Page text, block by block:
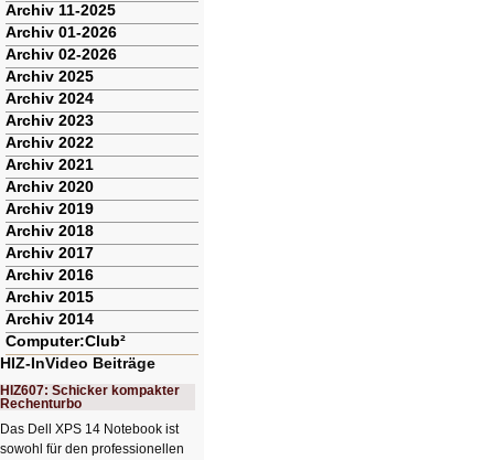
Archiv 11-2025
Archiv 01-2026
Archiv 02-2026
Archiv 2025
Archiv 2024
Archiv 2023
Archiv 2022
Archiv 2021
Archiv 2020
Archiv 2019
Archiv 2018
Archiv 2017
Archiv 2016
Archiv 2015
Archiv 2014
Computer:Club²
HIZ-InVideo Beiträge
HIZ607: Schicker kompakter
Rechenturbo
Das Dell XPS 14 Notebook ist
sowohl für den professionellen